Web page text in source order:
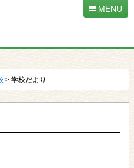
MENU
> 学校だより